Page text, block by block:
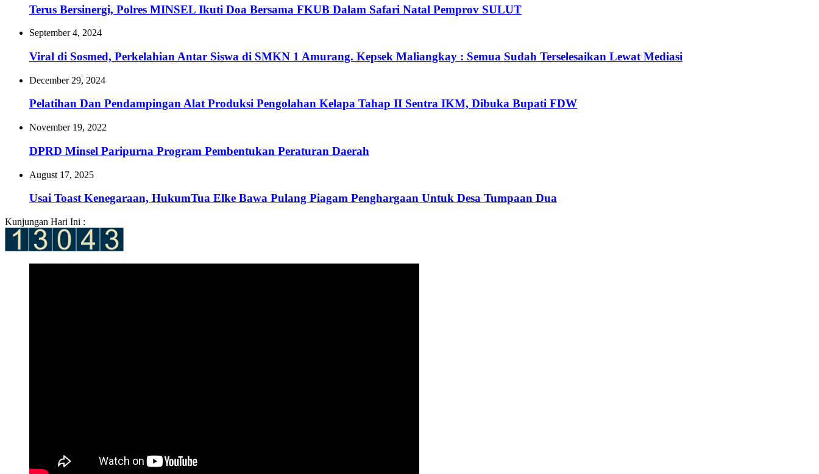
Terus Bersinergi, Polres MINSEL Ikuti Doa Bersama FKUB Dalam Safari Natal Pemprov SULUT
September 4, 2024
Viral di Sosmed, Perkelahian Antar Siswa di SMKN 1 Amurang. Kepsek Maliangkay : Semua Sudah Terselesaikan Lewat Mediasi
December 29, 2024
Pelatihan Dan Pendampingan Alat Produksi Pengolahan Kelapa Tahap II Sentra IKM, Dibuka Bupati FDW
November 19, 2022
DPRD Minsel Paripurna Program Pembentukan Peraturan Daerah
August 17, 2025
Usai Toast Kenegaraan, HukumTua Elke Bawa Pulang Piagam Penghargaan Untuk Desa Tumpaan Dua
Kunjungan Hari Ini :